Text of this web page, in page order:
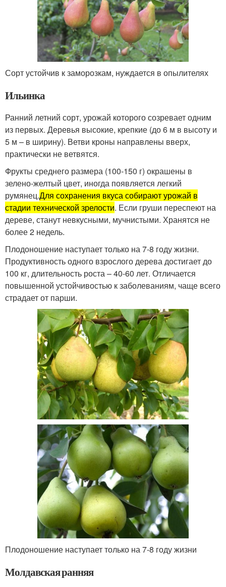
Сорт устойчив к заморозкам, нуждается в опылителях
Ильинка
Ранний летний сорт, урожай которого созревает одним
из первых. Деревья высокие, крепкие (до 6 м в высоту и
5 м – в ширину). Ветви кроны направлены вверх,
практически не ветвятся.
Фрукты среднего размера (100-150 г) окрашены в
зелено-желтый цвет, иногда появляется легкий
румянец.Для сохранения вкуса собирают урожай в
стадии технической зрелости. Если груши переспеют на
дереве, станут невкусными, мучнистыми. Хранятся не
более 2 недель.
Плодоношение наступает только на 7-8 году жизни.
Продуктивность одного взрослого дерева достигает до
100 кг, длительность роста – 40-60 лет. Отличается
повышенной устойчивостью к заболеваниям, чаще всего
страдает от парши.
Плодоношение наступает только на 7-8 году жизни
Молдавская ранняя